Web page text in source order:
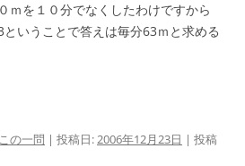
ｍを１０分でなくしたわけですから
いうことで答えは毎分63ｍと求める
の一問 | 投稿日:2006年12月23日 | 投稿